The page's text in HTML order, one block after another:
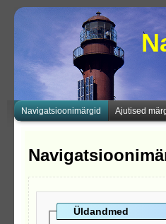
Navigatsioonimärgid Ajutised
Üldandmed